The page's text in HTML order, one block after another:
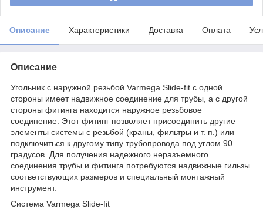
Описание Характеристики Доставка Оплата
Описание
Угольник с наружной резьбой Varmega Slide-fit с одной
стороны имеет надвижное соединение для трубы, а с другой
стороны фитинга находится наружное резьбовое
соединение. Этот фитинг позволяет присоединить другие
элементы системы с резьбой (краны, фильтры и т. п.) или
подключиться к другому типу трубопровода под углом 90
градусов. Для получения надежного неразъемного
соединения трубы и фитинга потребуются надвижные гильзы
соответствующих размеров и специальный монтажный
инструмент.
Система Varmega Slide-fit